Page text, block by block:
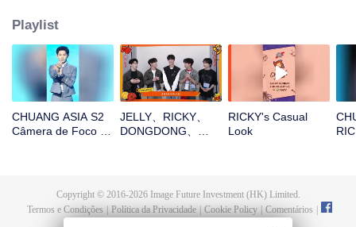
Playlist
CHUANG ASIA S2
Câmera de Foco do
JELLY、RICKY、
DONGDONG、
Chinês! Vamos
testemunhar a sorte
juntos!
RICKY's Casual
Look
Copyright © 2016-2026Image Future Investment (HK) Limited.
Termos e Condições
Política da Privacidade Cookie Policy Comentários